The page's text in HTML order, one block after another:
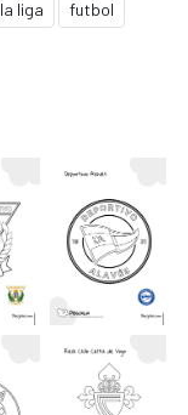
la liga futbol